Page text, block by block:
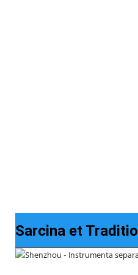
Sarcina et Traditio